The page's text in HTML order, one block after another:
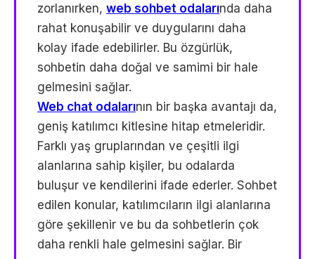
zorlanırken, web sohbet odalarında daha
rahat konuşabilir ve duygularını daha
kolay ifade edebilirler. Bu özgürlük,
sohbetin daha doğal ve samimi bir hale
gelmesini sağlar.
Web chat odalarının bir başka avantajı da,
geniş katılımcı kitlesine hitap etmeleridir.
Farklı yaş gruplarından ve çeşitli ilgi
alanlarına sahip kişiler, bu odalarda
buluşur ve kendilerini ifade ederler. Sohbet
edilen konular, katılımcıların ilgi alanlarına
göre şekillenir ve bu da sohbetlerin çok
daha renkli hale gelmesini sağlar. Bir